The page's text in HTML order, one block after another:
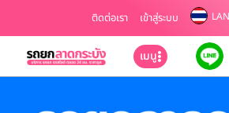
ติดต่อเรา เข้าสู่ระบบ
เมนู